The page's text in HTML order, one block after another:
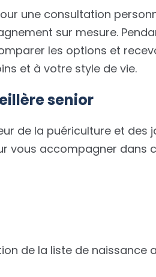
une consultation
sur mesure.
les options et
et à votre style de vie.
senior
de la puériculture et des
vous accompagner dans
de la liste de naissance